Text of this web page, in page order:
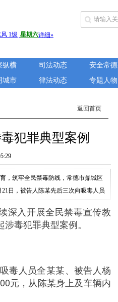
纵横 司法动态 安全常德
城市 律法动态 专题人物
返回首页
犯罪典型案例
，筑牢全民禁毒防线，常德市鼎城区
日，被告人陈某先后三次向吸毒人员
获取非...
深入开展全民禁毒宣传教
毒犯罪典型案例。
毒人员全某某、被告人杨
元，从陈某身上及车辆内